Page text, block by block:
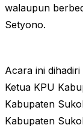
walaupun
Setyono.
Acara ini
Ketua KPU
Kabupaten
Kabupaten